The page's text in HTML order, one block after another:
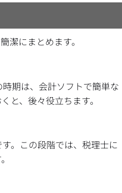
潔にまとめます。
期は、会計ソフトで簡単な
と、後々役立ちます。
。この段階では、税理士に